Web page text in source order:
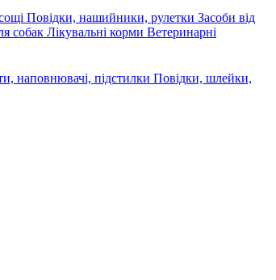
Повідки, нашийники, рулетки Засоби від
собак Лікувальні корми Ветеринарні
наповнювачі, підстилки Повідки, шлейки,